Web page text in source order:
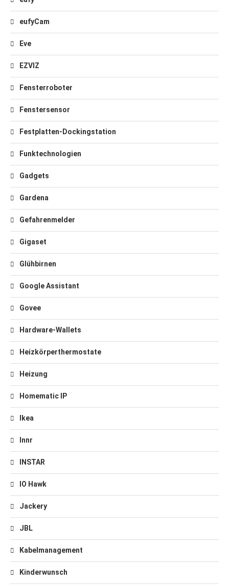
eufyCam
Eve
EZVIZ
Fensterroboter
Fenstersensor
Festplatten-Dockingstation
Funktechnologien
Gadgets
Gardena
Gefahrenmelder
Gigaset
Glühbirnen
Google Assistant
Govee
Hardware-Wallets
Heizkörperthermostate
Heizung
Homematic IP
Ikea
Innr
INSTAR
IO Hawk
Jackery
JBL
Kabelmanagement
Kinderwunsch